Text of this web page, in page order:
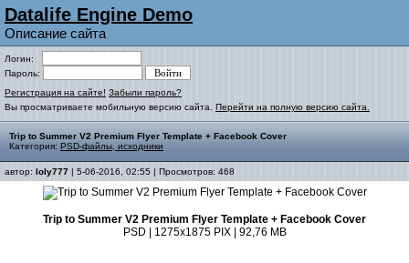
Datalife Engine Demo
Описание сайта
Логин:
Пароль:
Регистрация на сайте! Забыли пароль?
Вы просматриваете мобильную версию сайта. Перейти на полную версию сайта.
Trip to Summer V2 Premium Flyer Template + Facebook Cover
Категория: PSD-файлы, исходники
автор: loly777 | 5-06-2016, 02:55 | Просмотров: 468
Trip to Summer V2 Premium Flyer Template + Facebook Cover
PSD | 1275x1875 PIX | 92,76 MB